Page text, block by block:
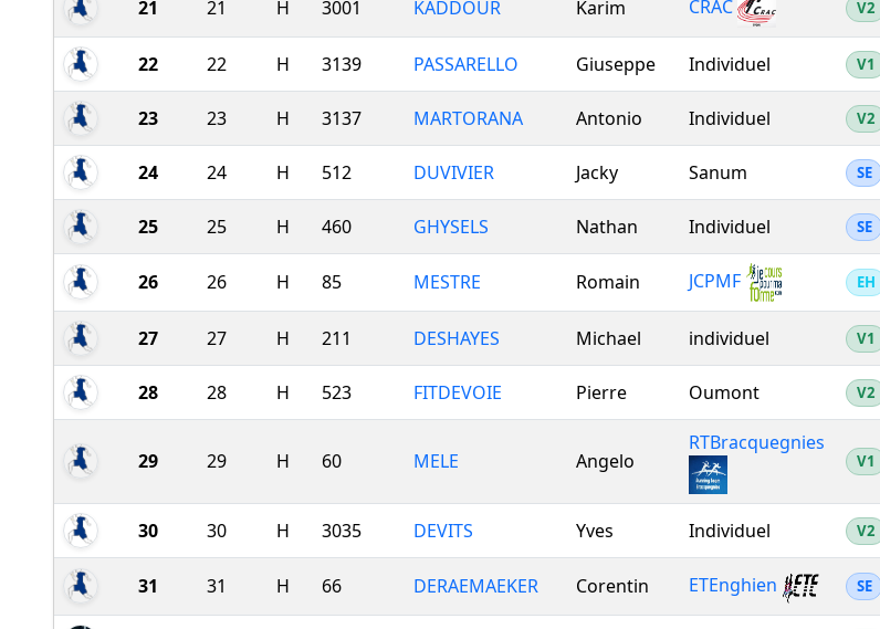
21 21 H 3001 KADDOUR Karim CRAC V2
22 22 H 3139 PASSARELLO Giuseppe Individuel V1
23 23 H 3137 MARTORANA Antonio Individuel V2
24 24 H 512 DUVIVIER Jacky Sanum SE
25 25 H 460 GHYSELS Nathan Individuel SE
26 26 H 85 MESTRE Romain JCPMF EH
27 27 H 211 DESHAYES Michael individuel V1
28 28 H 523 FITDEVOIE Pierre Oumont V2
29 29 H 60 MELE Angelo
RTBracquegnies
V1
30 30 H 3035 DEVITS Yves Individuel V2
31 31 H 66 DERAEMAEKER Corentin ETEnghien SE